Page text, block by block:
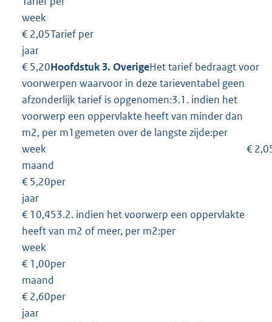
week
€ 2,05Tarief per
jaar
€ 5,20Hoofdstuk 3. OverigeHet tarief bedraagt voor
voorwerpen waarvoor in deze tarieventabel geen
afzonderlijk tarief is opgenomen:3.1. indien het
voorwerp een oppervlakte heeft van minder dan
m2, per m1gemeten over de langste zijde:per
week €
maand
€ 5,20per
jaar
€ 10,453.2. indien het voorwerp een oppervlakte
heeft van m2 of meer, per m2:per
week
€ 1,00per
maand
€ 2,60per
jaar